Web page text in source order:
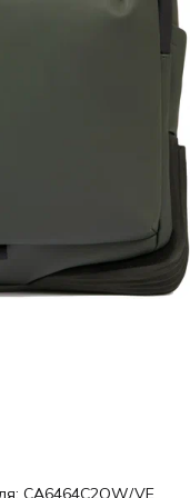
CA6464C2OW/VE